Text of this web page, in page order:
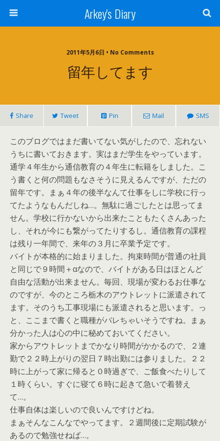
Arkey's Diary
2011年5月6日 • No Comments
留年してます
Share Tweet Pin Mail SMS
このブログではまだ書いてない気がしたので、忘れない
うちに書いておきます。実はまだ学生をやっています。
通学４年生から通信教育の４年生に転籍をしました。こ
う書くと何の問題もなさそうに見えるんですが、ただの
留年です。まぁ４年の後半なんて仕事をしに学校に行っ
てたようなもんだしね…。無駄に過ごしたとは思ってま
せん。学校に行かないから出来たこともたくさんあった
し、それが今にも繋がってたりするし。通信教育の課程
は残り一年間で、来年の３月に卒業予定です。
バイトが本格的に始まりました。拘束時間が普通の社員
と同じで９時間＋αなので、バイトがある日はほとんど
自由な活動が出来ません。毎回、現場が変わるお仕事な
のですが、今のところ栃木のアウトレットに派遣されて
ます。そのうち工事現場にも派遣されると思います。っ
と、ここまで書くと職種がバレちゃいそうですね。まぁ
分かった人は心の中に秘めておいてください。
家からアウトレットまでかなり時間がかかるので、２連
勤で２２時上がりの翌日７時出勤には参りました。２２
時に上がって家に帰ると０時過ぎで、ご飯食べたりして
１時くらい。すぐに寝て６時に起きて急いで着替え
て…。
仕事自体は楽しいので良いんですけどね。
まぁそんなこんなでやってます。２週間後に定期試験が
あるので勉強せねば…。